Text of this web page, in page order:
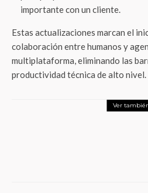
importante con un cliente.
Estas actualizaciones marcan el
colaboración entre humanos y
multiplataforma, eliminando las
productividad técnica de alto nivel.
Ver